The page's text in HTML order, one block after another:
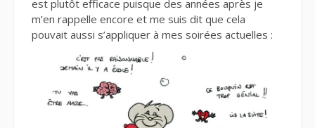
est plutôt efficace puisque des années après je
m’en rappelle encore et me suis dit que cela
pouvait aussi s’appliquer à mes soirées actuelles :